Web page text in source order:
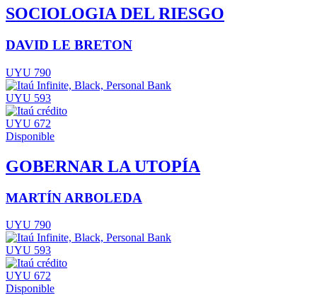
SOCIOLOGIA DEL RIESGO
DAVID LE BRETON
UYU 790
UYU 593
UYU 672
Disponible
GOBERNAR LA UTOPÍA
MARTÍN ARBOLEDA
UYU 790
UYU 593
UYU 672
Disponible